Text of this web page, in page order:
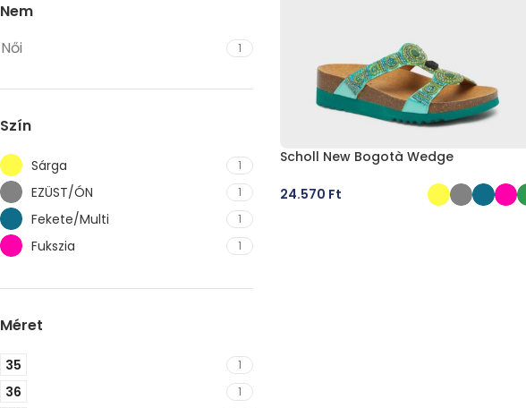
Nem
Női
1
Szín
Sárga 1
EZÜST/ÓN 1
Fekete/Multi 1
Fukszia 1
Méret
35 1
36 1
Scholl New Bogotà Wedge
24.570 Ft